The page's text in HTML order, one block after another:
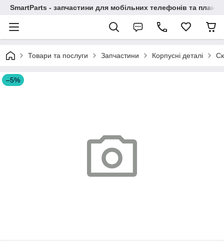
SmartParts - запчастини для мобільних телефонів та
Товари та послуги Запчастини Корпусні деталі
–5%